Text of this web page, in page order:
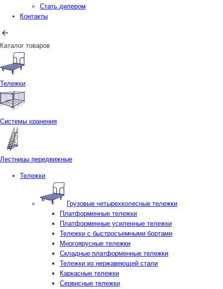
Стать дилером
Контакты
Каталог товаров
Тележки
Системы хранения
Лестницы передвижные
Тележки
Грузовые четырехколесные тележки
Платформенные тележки
Платформенные усиленные тележки
Тележки с быстросъемными бортами
Многоярусные тележки
Складные платформенные тележки
Тележки из нержавеющей стали
Каркасные тележки
Сервисные тележки